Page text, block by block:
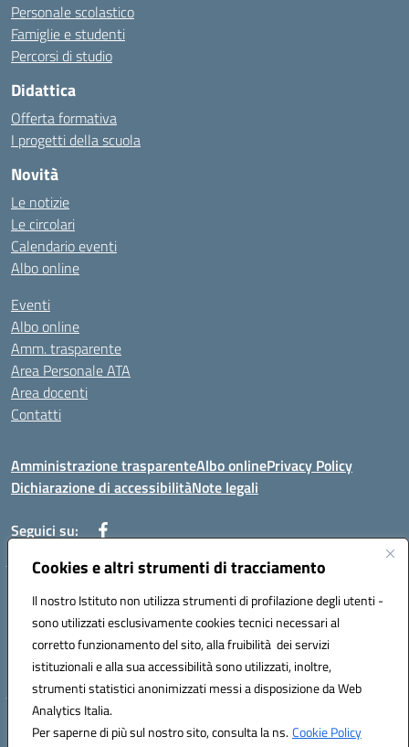
Cookies e altri strumenti di tracciamento
Il nostro Istituto non utilizza strumenti di profilazione degli utenti -
sono utilizzati esclusivamente cookies tecnici necessari al
corretto funzionamento del sito, alla fruibilità dei servizi
istituzionali e alla sua accessibilità sono utilizzati, inoltre,
strumenti statistici anonimizzati messi a disposizione da Web
Analytics Italia.
Per saperne di più sul nostro sito, consulta la ns.Cookie Policy
Personale scolastico
Famiglie e studenti
Percorsi di studio
Didattica
Offerta formativa
I progetti della scuola
Novità
Le notizie
Le circolari
Calendario eventi
Albo online
Eventi
Albo online
Amm. trasparente
Area Personale ATA
Area docenti
Contatti
Amministrazione trasparenteAlbo onlinePrivacy Policy
Dichiarazione di accessibilitàNote legali
Seguici su:
Indirizzo: VIA BRECCIAME, 46 - 81024 MADDALONI (CE)
Mail: CEIC8AU001@istruzione.it - Pec: CEIC8AU001@pec.istruzione.it -
Telefono: 0823408721
Meccanografico: CEIC8AU001
Codice fiscale: 93086080616
Hosting & Powered by 3D Solution S.r.l.